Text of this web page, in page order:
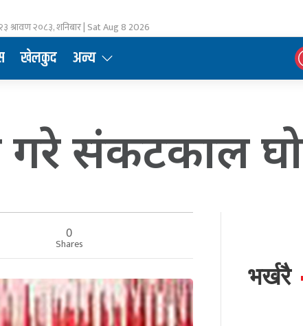
श्रावण २०८३, शनिबार | Sat Aug 8 2026
खेलकुद अन्य
गरे संकटकाल
0
Shares
भर्खरै